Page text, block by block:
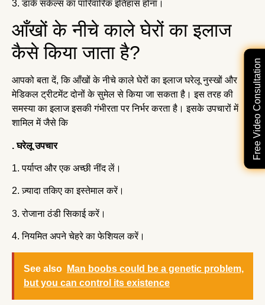
Free Video Consultation
3. डार्क सर्कल्स का पारिवारिक इतिहास होना।
आँखों के नीचे काले घेरों का इलाज
कैसे किया जाता है?
आपको बता दें, कि आँखों के नीचे काले घेरों का इलाज घरेलू नुस्खों और
मेडिकल ट्रीटमेंट दोनों के सुमेल से किया जा सकता है। इस तरह की
समस्या का इलाज इसकी गंभीरता पर निर्भर करता है। इसके उपचारों में
शामिल में जैसे कि
. घरेलू उपचार
1. पर्याप्त और एक अच्छी नींद लें।
2. ज़्यादा तकिए का इस्तेमाल करें।
3. रोजाना ठंडी सिकाई करें।
4. नियमित अपने चेहरे का फेशियल करें।
See also
Man boobs could be a genetic problem,
but you can control its existence